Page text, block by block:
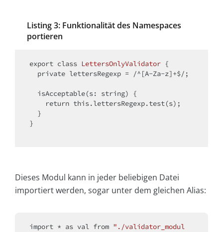
Listing 3: Funktionalität des Namespaces
portieren
export class LettersOnlyValidator {
private lettersRegexp = /^[A-Za-z]+$/;
return this.lettersRegexp.test(s);
}
Dieses Modul kann in jeder beliebigen Datei
importiert werden, sogar unter dem gleichen Alias:
import * as val from "./validator_modul